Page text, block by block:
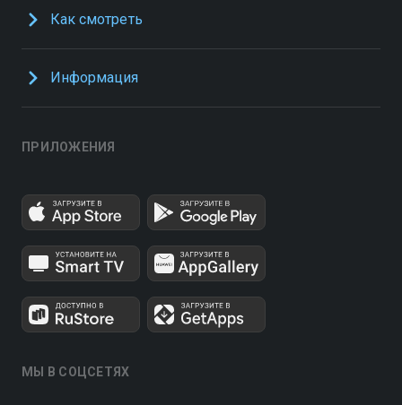
Как смотреть
Информация
ПРИЛОЖЕНИЯ
МЫ В СОЦСЕТЯХ